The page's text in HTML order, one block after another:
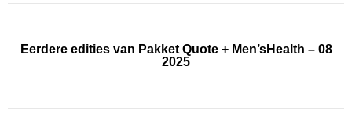
Eerdere edities van Pakket Quote + Men’sHealth – 08
2025